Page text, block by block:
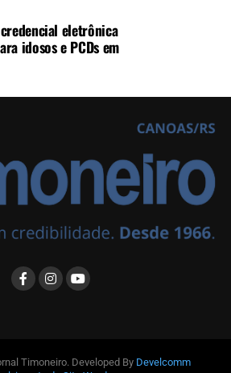
eletrônica
idosos e PCDs em
Timoneiro. Developed By Develcomm